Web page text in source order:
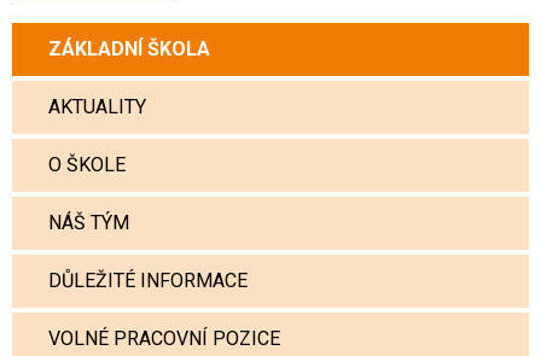
ZÁKLADNÍ ŠKOLA
AKTUALITY
O ŠKOLE
NÁŠ TÝM
DŮLEŽITÉ INFORMACE
VOLNÉ PRACOVNÍ POZICE